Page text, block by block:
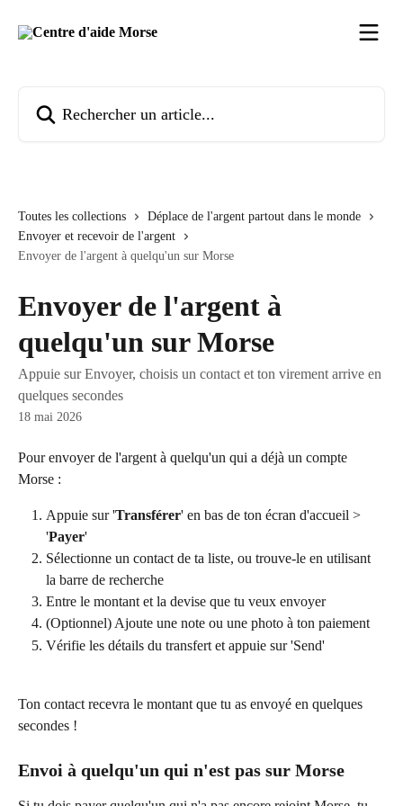
Toutes les collections
Déplace de l'argent partout dans le monde
Envoyer et recevoir de l'argent
Envoyer de l'argent à quelqu'un sur Morse
Envoyer de l'argent à
quelqu'un sur Morse
Appuie sur Envoyer, choisis un contact et ton virement arrive en
quelques secondes
18 mai 2026
Pour envoyer de l'argent à quelqu'un qui a déjà un compte
Morse :
Appuie sur 'Transférer' en bas de ton écran d'accueil >
'Payer'
Sélectionne un contact de ta liste, ou trouve-le en utilisant
la barre de recherche
Entre le montant et la devise que tu veux envoyer
(Optionnel) Ajoute une note ou une photo à ton paiement
Vérifie les détails du transfert et appuie sur 'Send'
Ton contact recevra le montant que tu as envoyé en quelques
secondes !
Envoi à quelqu'un qui n'est pas sur Morse